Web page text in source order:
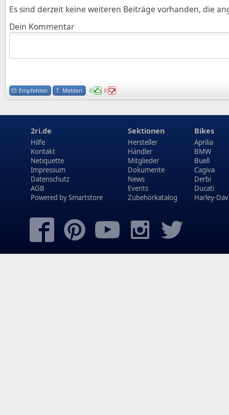
Es sind derzeit keine weiteren Beiträge vorhanden, die
Dein Kommentar
Empfehlen Melden 0 0
2ri.de
Hilfe
Kontakt
Netiquette
Impressum
Datenschutz
AGB
Powered bySmartstore
Sektionen
Hersteller
Händler
Mitglieder
Dokumente
News
Events
Zubehörkatalog
Bikes
Aprilia
BMW
Buell
Cagiva
Derbi
Ducati
Harley-